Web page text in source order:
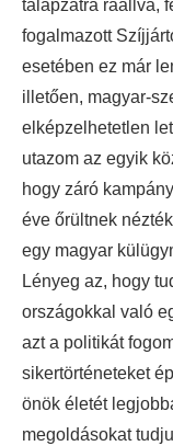
talapzatra ráállva,
fogalmazott
esetében ez már
illetően, magyar-
elképzelhetetlen
utazom az egyik
hogy záró
éve őrültnek
egy magyar
Lényeg az, hogy
országokkal való
azt a politikát
sikertörténeteket
önök életét
megoldásokat